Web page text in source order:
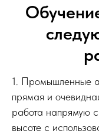
1. Промышленные
прямая и
работа напрямую
высоте с